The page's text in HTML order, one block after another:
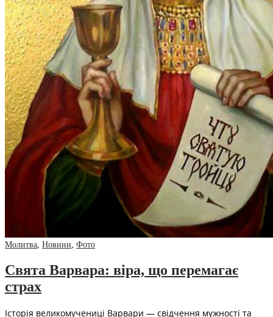
Молитва Новини Фото
Свята Варвара: віра, що перемагає
страх
Історія великомучениці Варвари — свідчення мужності та